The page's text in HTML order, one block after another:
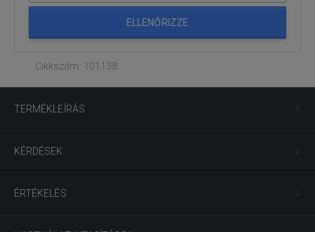
ELLENŐRIZZE
Cikkszám: 101138
TERMÉKLEÍRÁS
KÉRDÉSEK
ÉRTÉKELÉS